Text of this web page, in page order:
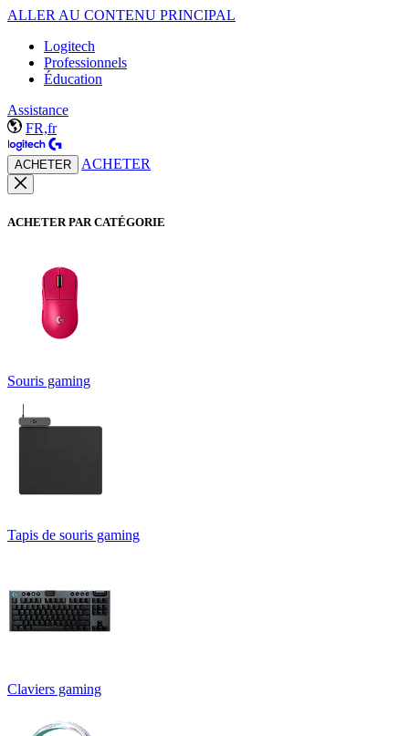
ALLER AU CONTENU PRINCIPAL
Logitech
Professionnels
Éducation
Assistance
FR,fr
ACHETER ACHETER
ACHETER PAR CATÉGORIE
Souris gaming
Tapis de souris gaming
Claviers gaming